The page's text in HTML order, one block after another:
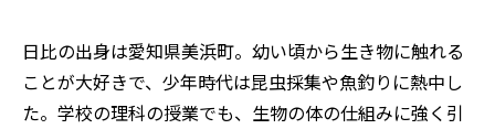
日比の出身は愛知県美浜町。幼い頃から生き物に触れる
ことが大好きで、少年時代は昆虫採集や魚釣りに熱中し
た。学校の理科の授業でも、生物の体の仕組みに強く引